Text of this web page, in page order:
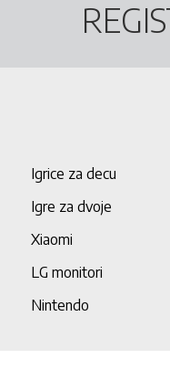
Igrice za decu
Igre za dvoje
Xiaomi
LG monitori
Nintendo